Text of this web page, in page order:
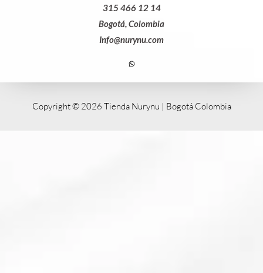
315 466 12 14
Bogotá, Colombia
Info@nurynu.com
Copyright © 2026 Tienda Nurynu | Bogotá Colombia